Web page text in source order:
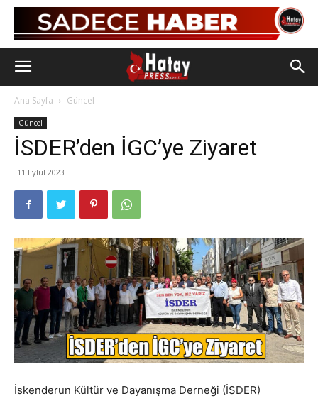
Ana Sayfa Güncel
Güncel
İSDER’den İGC’ye Ziyaret
11 Eylül 2023
İskenderun Kültür ve Dayanışma Derneği (İSDER)